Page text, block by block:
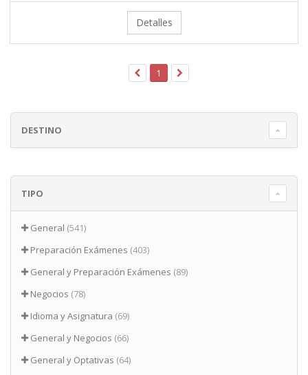
Detalles
1
DESTINO
TIPO
General (541)
Preparación Exámenes (403)
General y Preparación Exámenes (89)
Negocios (78)
Idioma y Asignatura (69)
General y Negocios (66)
General y Optativas (64)